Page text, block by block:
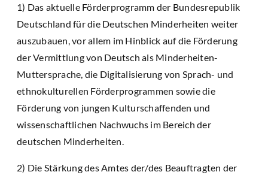
1) Das aktuelle Förderprogramm der Bundesrepublik
Deutschland für die Deutschen Minderheiten weiter
auszubauen, vor allem im Hinblick auf die Förderung
der Vermittlung von Deutsch als Minderheiten-
Muttersprache, die Digitalisierung von Sprach- und
ethnokulturellen Förderprogrammen sowie die
Förderung von jungen Kulturschaffenden und
wissenschaftlichen Nachwuchs im Bereich der
deutschen Minderheiten.
2) Die Stärkung des Amtes der/des Beauftragten der